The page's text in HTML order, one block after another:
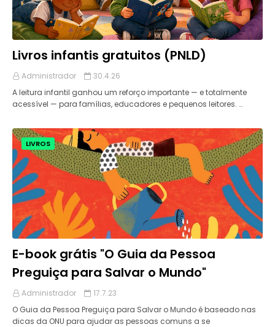
Livros infantis gratuitos (PNLD)
Administrador
30.4.26
A leitura infantil ganhou um reforço importante — e totalmente
acessível — para famílias, educadores e pequenos leitores. …
LIVROS
E-book grátis "O Guia da Pessoa
Preguiça para Salvar o Mundo"
Administrador
17.7.23
O Guia da Pessoa Preguiça para Salvar o Mundo é baseado nas
dicas da ONU para ajudar as pessoas comuns a se